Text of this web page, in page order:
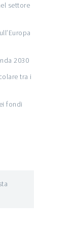
settore
2030
tra i
fondi